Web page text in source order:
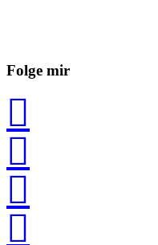
Folge mir



